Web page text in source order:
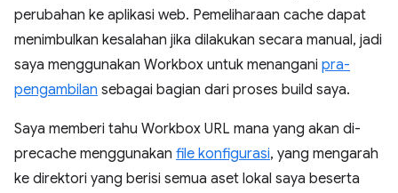
perubahan ke aplikasi web. Pemeliharaan cache dapat
menimbulkan kesalahan jika dilakukan secara manual, jadi
saya menggunakan Workbox untuk menangani pra-
pengambilan sebagai bagian dari proses build saya.
Saya memberi tahu Workbox URL mana yang akan di-
precache menggunakan file konfigurasi, yang mengarah
ke direktori yang berisi semua aset lokal saya beserta